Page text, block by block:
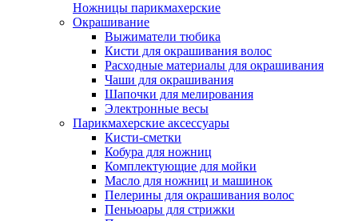
Ножницы парикмахерские
Окрашивание
Выжиматели тюбика
Кисти для окрашивания волос
Расходные материалы для окрашивания
Чаши для окрашивания
Шапочки для мелирования
Электронные весы
Парикмахерские аксессуары
Кисти-сметки
Кобура для ножниц
Комплектующие для мойки
Масло для ножниц и машинок
Пелерины для окрашивания волос
Пеньюары для стрижки